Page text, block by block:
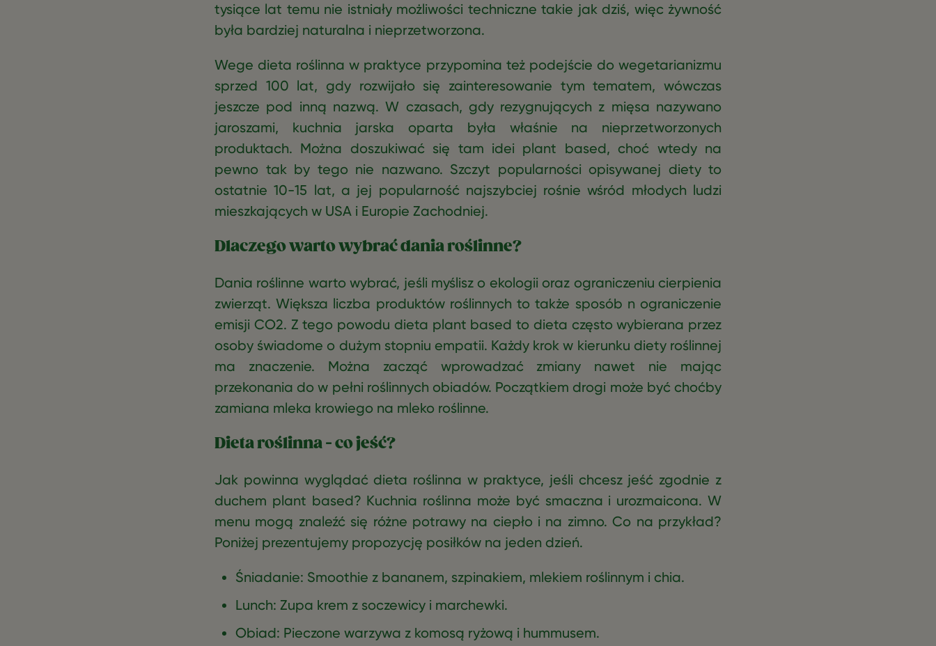
tysiące lat temu nie istniały możliwości techniczne takie jak dziś, więc żywność
była bardziej naturalna i nieprzetworzona.
Wege dieta roślinna w praktyce przypomina też podejście do wegetarianizmu
sprzed 100 lat, gdy rozwijało się zainteresowanie tym tematem, wówczas
jeszcze pod inną nazwą. W czasach, gdy rezygnujących z mięsa nazywano
jaroszami, kuchnia jarska oparta była właśnie na nieprzetworzonych
produktach. Można doszukiwać się tam idei plant based, choć wtedy na
pewno tak by tego nie nazwano. Szczyt popularności opisywanej diety to
ostatnie 10-15 lat, a jej popularność najszybciej rośnie wśród młodych ludzi
mieszkających w USA i Europie Zachodniej.
Dlaczego warto wybrać dania roślinne?
Dania roślinne warto wybrać, jeśli myślisz o ekologii oraz ograniczeniu cierpienia
zwierząt. Większa liczba produktów roślinnych to także sposób n ograniczenie
emisji CO2. Z tego powodu dieta plant based to dieta często wybierana przez
osoby świadome o dużym stopniu empatii. Każdy krok w kierunku diety roślinnej
ma znaczenie. Można zacząć wprowadzać zmiany nawet nie mając
przekonania do w pełni roślinnych obiadów. Początkiem drogi może być choćby
zamiana mleka krowiego na mleko roślinne.
Dieta roślinna - co jeść?
Jak powinna wyglądać dieta roślinna w praktyce, jeśli chcesz jeść zgodnie z
duchem plant based? Kuchnia roślinna może być smaczna i urozmaicona. W
menu mogą znaleźć się różne potrawy na ciepło i na zimno. Co na przykład?
Poniżej prezentujemy propozycję posiłków na jeden dzień.
Śniadanie: Smoothie z bananem, szpinakiem, mlekiem roślinnym i chia.
Lunch: Zupa krem z soczewicy i marchewki.
Obiad: Pieczone warzywa z komosą ryżową i hummusem.